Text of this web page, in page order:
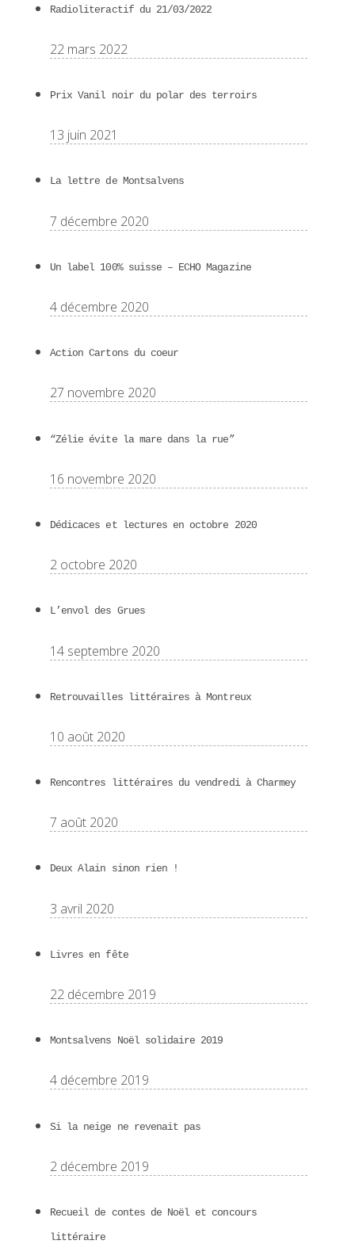
Radioliteractif du 21/03/2022
22 mars 2022
Prix Vanil noir du polar des terroirs
13 juin 2021
La lettre de Montsalvens
7 décembre 2020
Un label 100% suisse – ECHO Magazine
4 décembre 2020
Action Cartons du coeur
27 novembre 2020
“Zélie évite la mare dans la rue”
16 novembre 2020
Dédicaces et lectures en octobre 2020
2 octobre 2020
L’envol des Grues
14 septembre 2020
Retrouvailles littéraires à Montreux
10 août 2020
Rencontres littéraires du vendredi à Charmey
7 août 2020
Deux Alain sinon rien !
3 avril 2020
Livres en fête
22 décembre 2019
Montsalvens Noël solidaire 2019
4 décembre 2019
Si la neige ne revenait pas
2 décembre 2019
Recueil de contes de Noël et concours
littéraire